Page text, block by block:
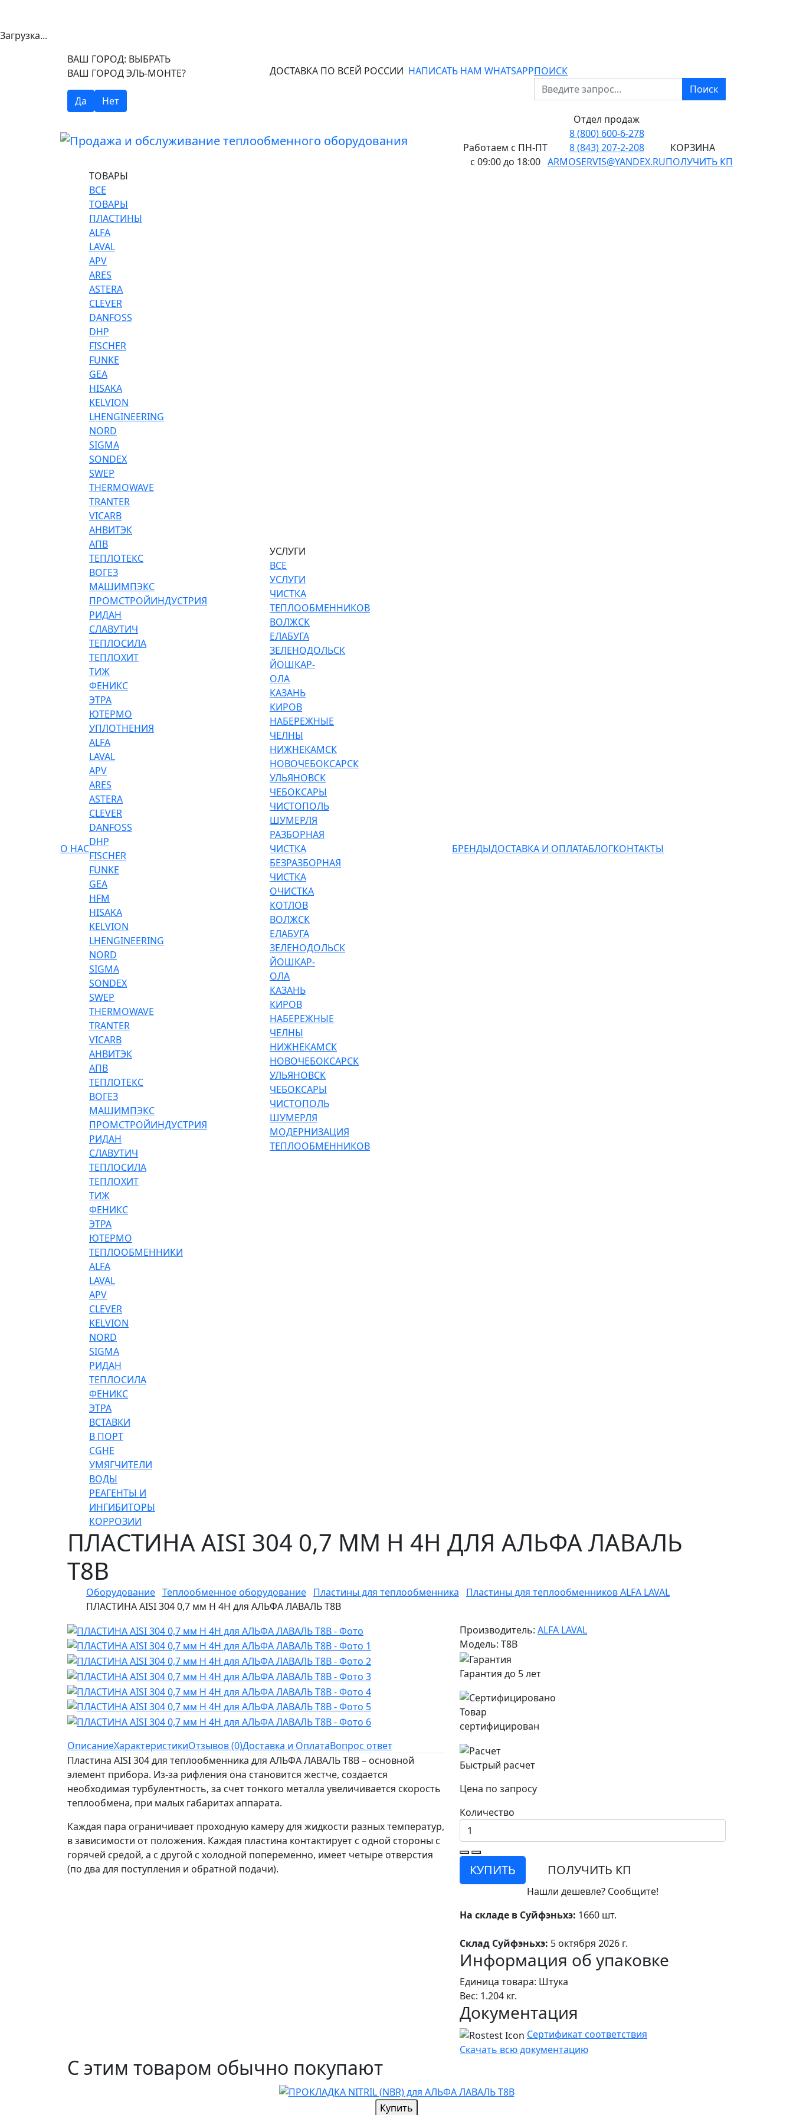
Загрузка...
ВАШ ГОРОД: ВЫБРАТЬ
ВАШ ГОРОД ЭЛЬ-МОНТЕ?
Да Нет
ДОСТАВКА ПО ВСЕЙ РОССИИ НАПИСАТЬ НАМ WHATSAPPПОИСК
Поиск
Работаем с ПН-ПТ
с 09:00 до 18:00
Отдел продаж
8 (800) 600-6-278
8 (843) 207-2-208
ARMOSERVIS@YANDEX.RU
КОРЗИНА
ПОЛУЧИТЬ КП
О НАС
ТОВАРЫ
ВСЕ
ТОВАРЫ
ПЛАСТИНЫ
ALFA
LAVAL
APV
ARES
ASTERA
CLEVER
DANFOSS
DHP
FISCHER
FUNKE
GEA
HISAKA
KELVION
LHENGINEERING
NORD
SIGMA
SONDEX
SWEP
THERMOWAVE
TRANTER
VICARB
АНВИТЭК
АПВ
ТЕПЛОТЕКС
ВОГЕЗ
МАШИМПЭКС
ПРОМСТРОЙИНДУСТРИЯ
РИДАН
СЛАВУТИЧ
ТЕПЛОСИЛА
ТЕПЛОХИТ
ТИЖ
ФЕНИКС
ЭТРА
ЮТЕРМО
УПЛОТНЕНИЯ
ALFA
LAVAL
APV
ARES
ASTERA
CLEVER
DANFOSS
DHP
FISCHER
FUNKE
GEA
HFM
HISAKA
KELVION
LHENGINEERING
NORD
SIGMA
SONDEX
SWEP
THERMOWAVE
TRANTER
VICARB
АНВИТЭК
АПВ
ТЕПЛОТЕКС
ВОГЕЗ
МАШИМПЭКС
ПРОМСТРОЙИНДУСТРИЯ
РИДАН
СЛАВУТИЧ
ТЕПЛОСИЛА
ТЕПЛОХИТ
ТИЖ
ФЕНИКС
ЭТРА
ЮТЕРМО
ТЕПЛООБМЕННИКИ
ALFA
LAVAL
APV
CLEVER
KELVION
NORD
SIGMA
РИДАН
ТЕПЛОСИЛА
ФЕНИКС
ЭТРА
ВСТАВКИ
В ПОРТ
CGHE
УМЯГЧИТЕЛИ
ВОДЫ
РЕАГЕНТЫ И
ИНГИБИТОРЫ
КОРРОЗИИ
УСЛУГИ
ВСЕ
УСЛУГИ
ЧИСТКА
ТЕПЛООБМЕННИКОВ
ВОЛЖСК
ЕЛАБУГА
ЗЕЛЕНОДОЛЬСК
ЙОШКАР-
ОЛА
КАЗАНЬ
КИРОВ
НАБЕРЕЖНЫЕ
ЧЕЛНЫ
НИЖНЕКАМСК
НОВОЧЕБОКСАРСК
УЛЬЯНОВСК
ЧЕБОКСАРЫ
ЧИСТОПОЛЬ
ШУМЕРЛЯ
РАЗБОРНАЯ
ЧИСТКА
БЕЗРАЗБОРНАЯ
ЧИСТКА
ОЧИСТКА
КОТЛОВ
ВОЛЖСК
ЕЛАБУГА
ЗЕЛЕНОДОЛЬСК
ЙОШКАР-
ОЛА
КАЗАНЬ
КИРОВ
НАБЕРЕЖНЫЕ
ЧЕЛНЫ
НИЖНЕКАМСК
НОВОЧЕБОКСАРСК
УЛЬЯНОВСК
ЧЕБОКСАРЫ
ЧИСТОПОЛЬ
ШУМЕРЛЯ
МОДЕРНИЗАЦИЯ
ТЕПЛООБМЕННИКОВ
БРЕНДЫДОСТАВКА И ОПЛАТАБЛОГКОНТАКТЫ
ПЛАСТИНА AISI 304 0,7 ММ H 4H ДЛЯ АЛЬФА ЛАВАЛЬ
T8B
Оборудование Теплообменное оборудование Пластины для теплообменника
Пластины для теплообменников ALFA LAVAL
ПЛАСТИНА AISI 304 0,7 мм H 4H для АЛЬФА ЛАВАЛЬ T8B
ОписаниеХарактеристикиОтзывов (0)Доставка и ОплатаВопрос ответ
Пластина AISI 304 для теплообменника для АЛЬФА ЛАВАЛЬ T8B – основной
элемент прибора. Из-за рифления она становится жестче, создается
необходимая турбулентность, за счет тонкого металла увеличивается скорость
теплообмена, при малых габаритах аппарата.
Каждая пара ограничивает проходную камеру для жидкости разных температур,
в зависимости от положения. Каждая пластина контактирует с одной стороны с
горячей средой, а с другой с холодной попеременно, имеет четыре отверстия
(по два для поступления и обратной подачи).
Производитель: ALFA LAVAL
Модель: T8B
Гарантия до 5 лет
Товар
сертифицирован
Быстрый расчет
Цена по запросу
Количество
КУПИТЬ ПОЛУЧИТЬ КП
Нашли дешевле? Сообщите!
На складе в Суйфэньхэ: 1660 шт.
Склад Суйфэньхэ: 5 октября 2026 г.
Информация об упаковке
Единица товара: Штука
Вес: 1.204 кг.
Документация
Сертификат соответствия
Скачать всю документацию
С этим товаром обычно покупают
Купить